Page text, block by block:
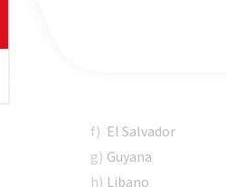
f) El Salvador
g) Guyana
h) Libano